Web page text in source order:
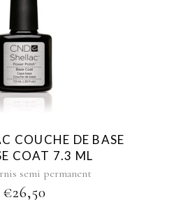
COUCHE DE BASE
COAT 7.3 ML
semi permanent
€26,50